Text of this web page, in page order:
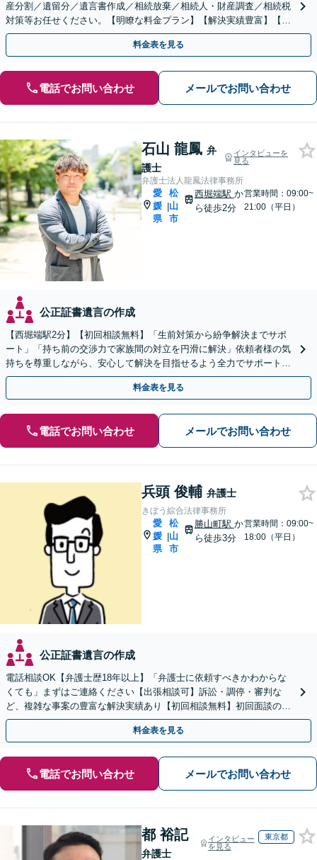
産分割／遺留分／遺言書作成／相続放棄／相続人・財産調査／相続税
対策等お任せください。【明瞭な料金プラン】【解決実績豊富】【電
話相談可】
料金表を見る
電話でお問い合わせ メールでお問い合わせ
石山 龍鳳 弁
護士
インタビューを
見る
弁護士法人龍鳳法律事務所
愛
媛
県
|
松
山
市
西堀端駅 か
ら徒歩2分
営業時間：09:00~
21:00（平日）
公正証書遺言の作成
【西堀端駅2分】【初回相談無料】「生前対策から紛争解決までサポ
ート」「持ち前の交渉力で家族間の対立を円滑に解決」依頼者様の気
持ちを尊重しながら、安心して解決を目指せるよう全力でサポートし
ます「長期化しがちな相続問題をできる限り迅速に解決」
料金表を見る
電話でお問い合わせ メールでお問い合わせ
兵頭 俊輔 弁護士
きぼう綜合法律事務所
愛
媛
県
|
松
山
市
勝山町駅 か
ら徒歩3分
営業時間：09:00~
18:00（平日）
公正証書遺言の作成
電話相談OK【弁護士歴18年以上】「弁護士に依頼すべきかわからな
くても」まずはご連絡ください【出張相談可】訴訟・調停・審判な
ど、複雑な事案の豊富な解決実績あり【初回相談無料】初回面談のみ
で解決できるケースもあります【勝山町駅3分】
料金表を見る
電話でお問い合わせ メールでお問い合わせ
都 裕記
弁護士
インタビュー
を見る
東京都